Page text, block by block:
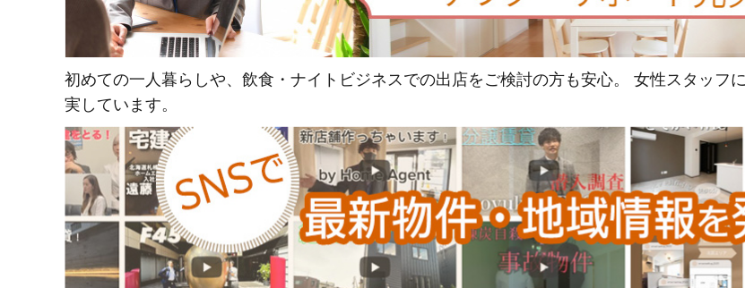
初めての一人暮らしや、飲食・ナイトビジネスでの出店をご検討の方も安心。 女性スタッフ
実しています。